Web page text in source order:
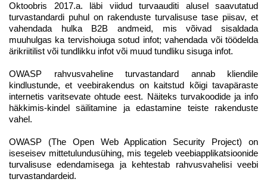
Oktoobris 2017.a. läbi viidud turvaauditi alusel saavutatud
turvastandardi puhul on rakenduste turvalisuse tase piisav, et
vahendada hulka B2B andmeid, mis võivad sisaldada
muuhulgas ka tervishoiuga sotud infot; vahendada või töödelda
ärikriitilist või tundlikku infot või muud tundliku sisuga infot.
OWASP rahvusvaheline turvastandard annab kliendile
kindlustunde, et veebirakendus on kaitstud kõigi tavapäraste
internetis varitsevate ohtude eest. Näiteks turvakoodide ja info
häkkimis-kindel säilitamine ja edastamine teiste rakenduste
vahel.
OWASP (The Open Web Application Security Project) on
iseseisev mittetulundusühing, mis tegeleb veebiapplikatsioonide
turvalisuse edendamisega ja kehtestab rahvusvahelisi veebi
turvastandardeid.